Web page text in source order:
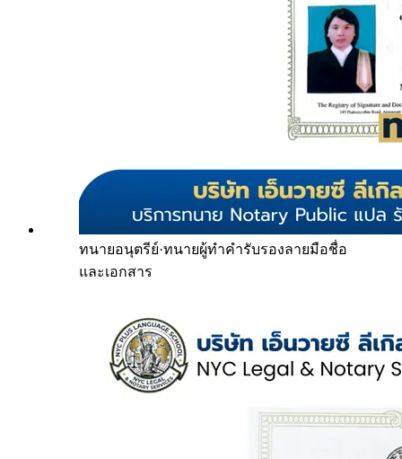
ทนายอนุตรีย์·ทนายผู้ทำคำรับรองลายมือชื่อ
และเอกสาร